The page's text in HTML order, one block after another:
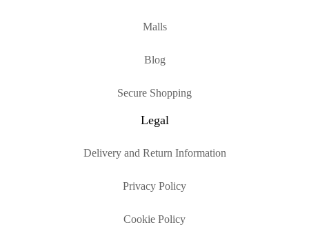
Malls
Blog
Secure Shopping
Legal
Delivery and Return Information
Privacy Policy
Cookie Policy